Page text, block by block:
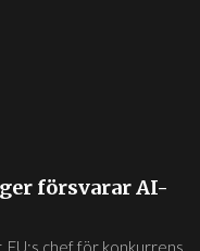
försvarar AI-
EU:s chef för konkurrens